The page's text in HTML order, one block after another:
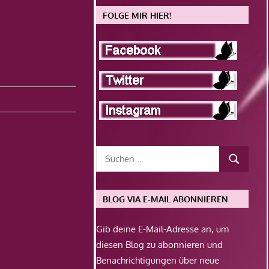
FOLGE MIR HIER!
BLOG VIA E-MAIL ABONNIEREN
Gib deine E-Mail-Adresse an, um
diesen Blog zu abonnieren und
Benachrichtigungen über neue